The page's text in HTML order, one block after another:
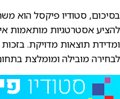
בסיכום, סטודיו פיקסל הוא
להציע אסטרטגיות מותאמות
ומדידת תוצאות מדויקת.
לבחירה מובילה ומומלצת